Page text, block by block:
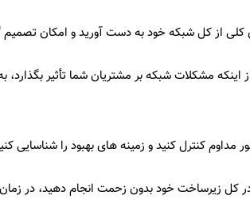
از کل شبکه خود به دست آورید و امکان تصمیم
مشکلات شبکه بر مشتریان شما تأثیر
کنترل کنید و زمینه های بهبود را شناسایی
کل زیرساخت خود بدون زحمت انجام دهید، در